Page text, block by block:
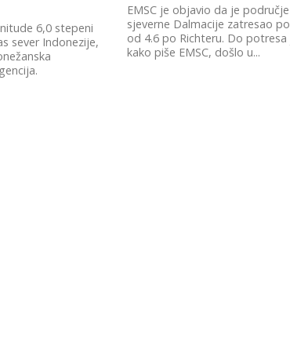
6,0 stepeni
sever Indonezije,
EMSC je objavio da je područje
sjeverne Dalmacije zatresao
od 4.6 po Richteru. Do potresa
kako piše EMSC, došlo u...